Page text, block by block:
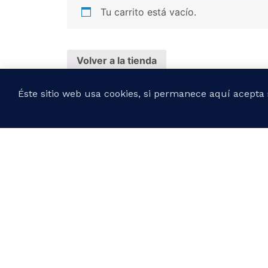
Tu carrito está vacío.
Volver a la tienda
Éste sitio web usa cookies, si permanece aquí